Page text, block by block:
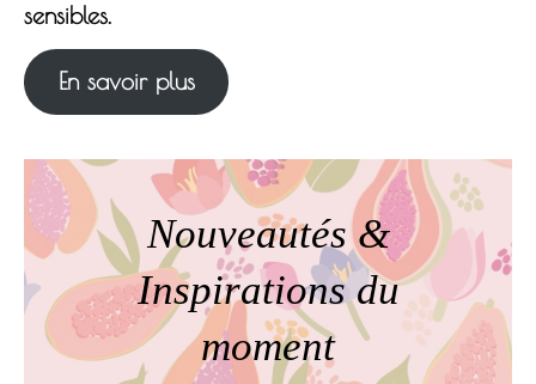
sensibles.
En savoir plus
Nouveautés &
Inspirations du
moment